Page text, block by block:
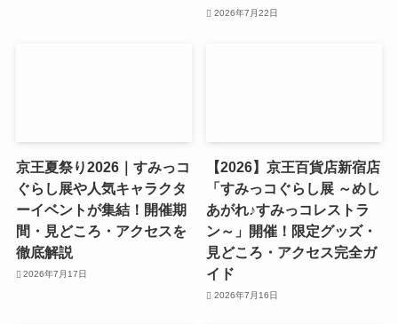
2026年7月22日
京王夏祭り2026｜すみっコ
ぐらし展や人気キャラクタ
ーイベントが集結！開催期
間・見どころ・アクセスを
徹底解説
2026年7月17日
【2026】京王百貨店新宿店
「すみっコぐらし展 ～めし
あがれ♪すみっコレストラ
ン～」開催！限定グッズ・
見どころ・アクセス完全ガ
イド
2026年7月16日